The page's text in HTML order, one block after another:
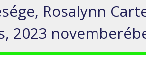
Rosalynn
2023